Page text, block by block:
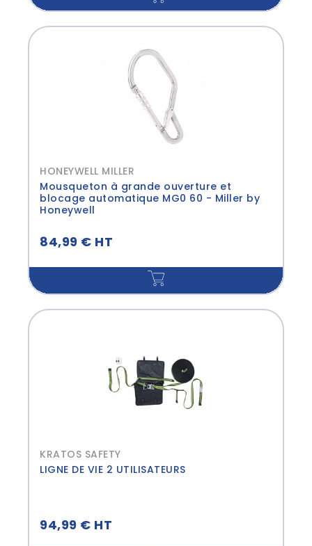
HONEYWELL MILLER
Mousqueton à grande ouverture et
blocage automatique MG0 60 - Miller by
Honeywell
84,99 € HT
KRATOS SAFETY
LIGNE DE VIE 2 UTILISATEURS
94,99 € HT